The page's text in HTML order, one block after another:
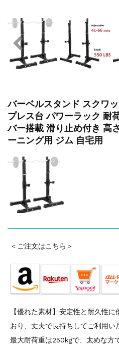
バーベルスタンド スクワ
プレス台 パワーラック 耐
バー搭載 滑り止め付き 高
ーニング用 ジム 自宅用
＜ご注文はこちら＞
【優れた素材】安定性と耐久性
おり、丈夫で⾧持ちしてご利用い
最大耐荷重は250kgで、太めな方